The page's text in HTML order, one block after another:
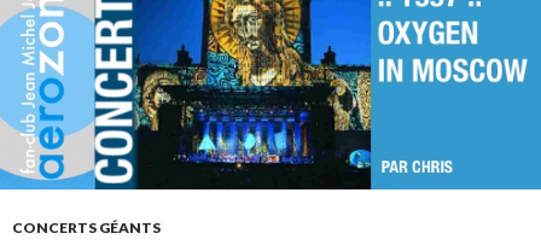
CONCERTS GÉANTS